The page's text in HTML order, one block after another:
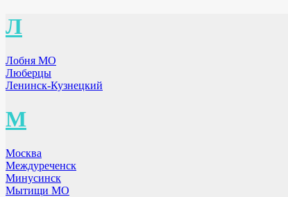
Л
Лобня МО
Люберцы
Ленинск-Кузнецкий
М
Москва
Междуреченск
Минусинск
Мытищи МО